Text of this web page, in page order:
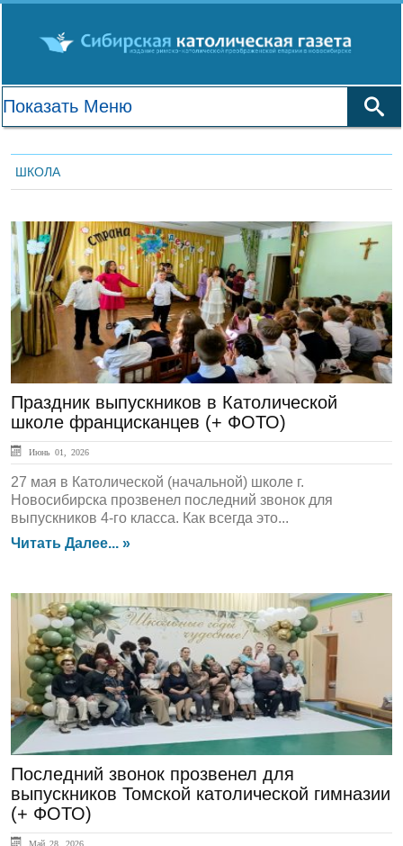
ШКОЛА
ГЛАВНАЯ
Праздник выпускников в Католической
школе францисканцев (+ ФОТО)
Июнь 01, 2026
27 мая в Католической (начальной) школе г.
Новосибирска прозвенел последний звонок для
выпускников 4-го класса. Как всегда это...
Читать Далее... »
ГЛАВНАЯ
Последний звонок прозвенел для
выпускников Томской католической гимназии
(+ ФОТО)
Май 28, 2026